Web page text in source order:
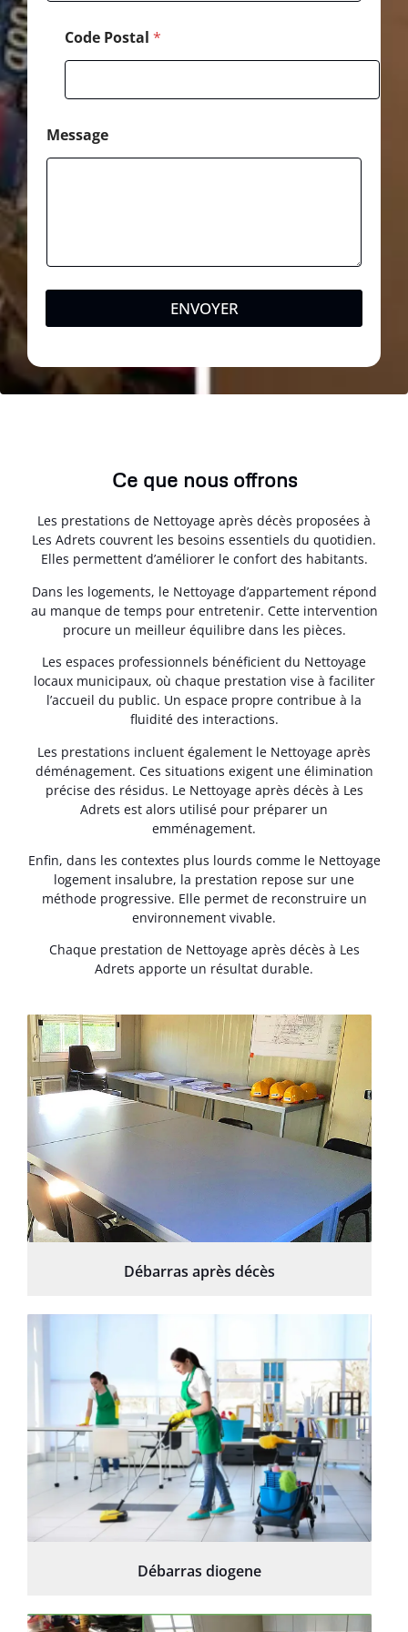
Code Postal *
Message
ENVOYER
Ce que nous offrons
Les prestations de Nettoyage après décès proposées à
Les Adrets couvrent les besoins essentiels du quotidien.
Elles permettent d’améliorer le confort des habitants.
Dans les logements, le Nettoyage d’appartement répond
au manque de temps pour entretenir. Cette intervention
procure un meilleur équilibre dans les pièces.
Les espaces professionnels bénéficient du Nettoyage
locaux municipaux, où chaque prestation vise à faciliter
l’accueil du public. Un espace propre contribue à la
fluidité des interactions.
Les prestations incluent également le Nettoyage après
déménagement. Ces situations exigent une élimination
précise des résidus. Le Nettoyage après décès à Les
Adrets est alors utilisé pour préparer un
emménagement.
Enfin, dans les contextes plus lourds comme le Nettoyage
logement insalubre, la prestation repose sur une
méthode progressive. Elle permet de reconstruire un
environnement vivable.
Chaque prestation de Nettoyage après décès à Les
Adrets apporte un résultat durable.
Débarras après décès
Débarras diogene